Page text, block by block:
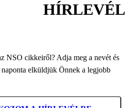
HÍRLEVÉL
NSO cikkeiről? Adja meg a nevét és
elküldjük Önnek a legjobb